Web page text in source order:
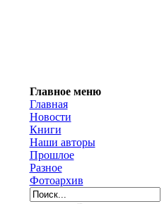
Главное меню
Главная
Новости
Книги
Наши авторы
Прошлое
Разное
Фотоархив